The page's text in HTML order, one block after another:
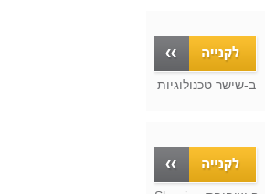
ב-שישר טכנולוגיות